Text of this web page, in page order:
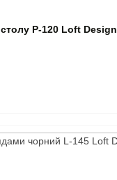
P-120 Loft Design